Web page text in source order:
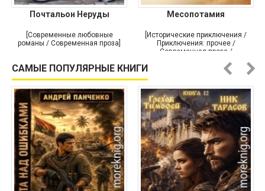
Почтальон Неруды
[Современные любовные
романы / Современная проза]
Месопотамия
[Исторические приключения /
Приключения: прочее /
Современная проза /
САМЫЕ ПОПУЛЯРНЫЕ КНИГИ